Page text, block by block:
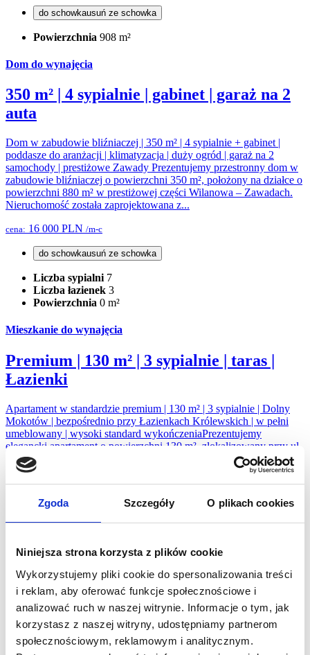
Zgoda Szczegóły O plikach cookies
Niniejsza strona korzysta z plików cookie
Wykorzystujemy pliki cookie do spersonalizowania treści
i reklam, aby oferować funkcje społecznościowe i
analizować ruch w naszej witrynie. Informacje o tym, jak
korzystasz z naszej witryny, udostępniamy partnerom
społecznościowym, reklamowym i analitycznym.
do schowkausuń ze schowka
Powierzchnia 908 m²
Dom do wynajęcia
350 m² | 4 sypialnie | gabinet | garaż na 2
auta
Dom w zabudowie bliźniaczej | 350 m² | 4 sypialnie + gabinet |
poddasze do aranżacji | klimatyzacja | duży ogród | garaż na 2
samochody | prestiżowe Zawady Prezentujemy przestronny dom w
zabudowie bliźniaczej o powierzchni 350 m², położony na działce o
powierzchni 880 m² w prestiżowej części Wilanowa – Zawadach.
Nieruchomość została zaprojektowana z...
cena: 16 000 PLN /m-c
do schowkausuń ze schowka
Liczba sypialni 7
Liczba łazienek 3
Powierzchnia 0 m²
Mieszkanie do wynajęcia
Premium | 130 m² | 3 sypialnie | taras |
Łazienki
Apartament w standardzie premium | 130 m² | 3 sypialnie | Dolny
Mokotów | bezpośrednio przy Łazienkach Królewskich | w pełni
umeblowany | wysoki standard wykończeniaPrezentujemy
elegancki apartament o powierzchni 130 m², zlokalizowany przy ul.
Podchorążych, w jednej z najbardziej prestiżowych części Dolnego
Mokotowa. Nieruchomość znajduje się na 5. piętrze
reprezentacyjnego apartamentowca, oferującego mieszkańcom
do schowkausuń ze schowka
Liczba łazienek2
Powierzchnia130 m²
Mieszkanie do wynajęcia
3-pokojowe mieszkanie na wynajem z
miejscem parkingowym